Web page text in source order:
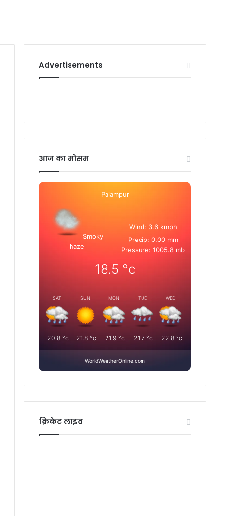
Advertisements
आज का मोसम
Palampur
Smoky
haze
Wind: 3.6 kmph
Precip: 0.00 mm
Pressure: 1005.8 mb
18.5 °c
SAT
20.8 °c
SUN
21.8 °c
MON
21.9 °c
TUE
21.7 °c
WED
22.8 °c
WorldWeatherOnline.com
क्रिकेट लाइव